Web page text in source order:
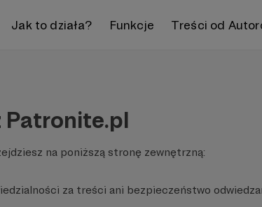
Jak to działa? Funkcje Treści od
Patronite.pl
na poniższą stronę zewnętrzną:
za treści ani bezpieczeństwo